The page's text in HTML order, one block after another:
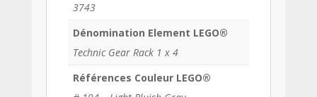
3743
Dénomination Element LEGO®
Technic Gear Rack 1 x 4
Références Couleur LEGO®